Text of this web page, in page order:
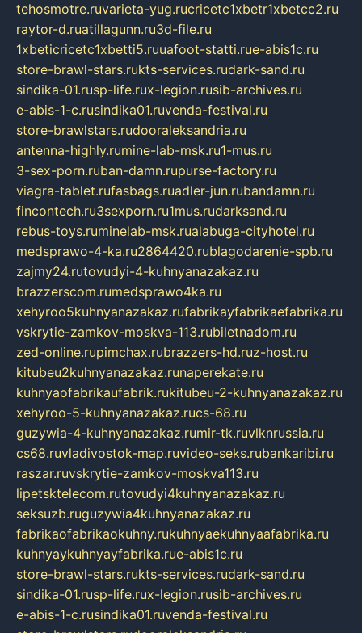
tehosmotre.ruvarieta-yug.rucricetc1xbetr1xbetcc2.ru
raytor-d.ruatillagunn.ru3d-file.ru
1xbeticricetc1xbetti5.ruuafoot-statti.rue-abis1c.ru
store-brawl-stars.rukts-services.rudark-sand.ru
sindika-01.rusp-life.rux-legion.rusib-archives.ru
e-abis-1-c.rusindika01.ruvenda-festival.ru
store-brawlstars.rudooraleksandria.ru
antenna-highly.rumine-lab-msk.ru1-mus.ru
3-sex-porn.ruban-damn.rupurse-factory.ru
viagra-tablet.rufasbags.ruadler-jun.rubandamn.ru
fincontech.ru3sexporn.ru1mus.rudarksand.ru
rebus-toys.ruminelab-msk.rualabuga-cityhotel.ru
medsprawo-4-ka.ru2864420.rublagodarenie-spb.ru
zajmy24.rutovudyi-4-kuhnyanazakaz.ru
brazzerscom.rumedsprawo4ka.ru
xehyroo5kuhnyanazakaz.rufabrikayfabrikaefabrika.ru
vskrytie-zamkov-moskva-113.rubiletnadom.ru
zed-online.rupimchax.rubrazzers-hd.ruz-host.ru
kitubeu2kuhnyanazakaz.runaperekate.ru
kuhnyaofabrikaufabrik.rukitubeu-2-kuhnyanazakaz.ru
xehyroo-5-kuhnyanazakaz.rucs-68.ru
guzywia-4-kuhnyanazakaz.rumir-tk.ruvlknrussia.ru
cs68.ruvladivostok-map.ruvideo-seks.rubankaribi.ru
raszar.ruvskrytie-zamkov-moskva113.ru
lipetsktelecom.rutovudyi4kuhnyanazakaz.ru
seksuzb.ruguzywia4kuhnyanazakaz.ru
fabrikaofabrikaokuhny.rukuhnyaekuhnyaafabrika.ru
kuhnyaykuhnyayfabrika.rue-abis1c.ru
store-brawl-stars.rukts-services.rudark-sand.ru
sindika-01.rusp-life.rux-legion.rusib-archives.ru
e-abis-1-c.rusindika01.ruvenda-festival.ru